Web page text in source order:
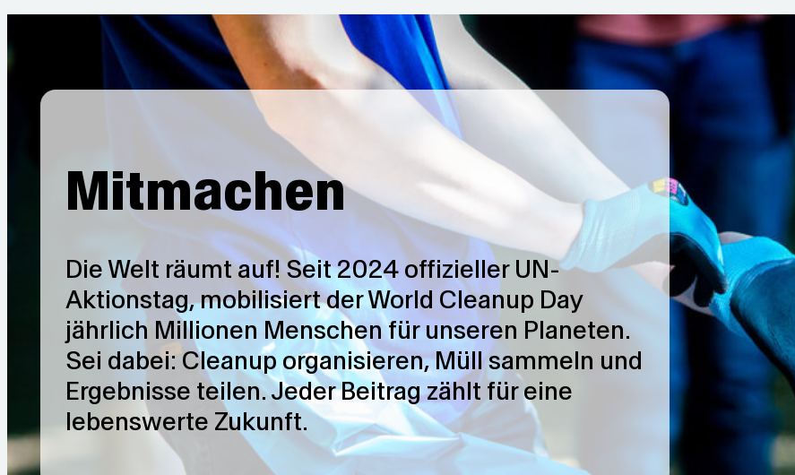
Mitmachen
Die Welt räumt auf! Seit 2024 offizieller UN-
Aktionstag, mobilisiert der World Cleanup Day
jährlich Millionen Menschen für unseren Planeten.
Sei dabei: Cleanup organisieren, Müll sammeln und
Ergebnisse teilen. Jeder Beitrag zählt für eine
lebenswerte Zukunft.